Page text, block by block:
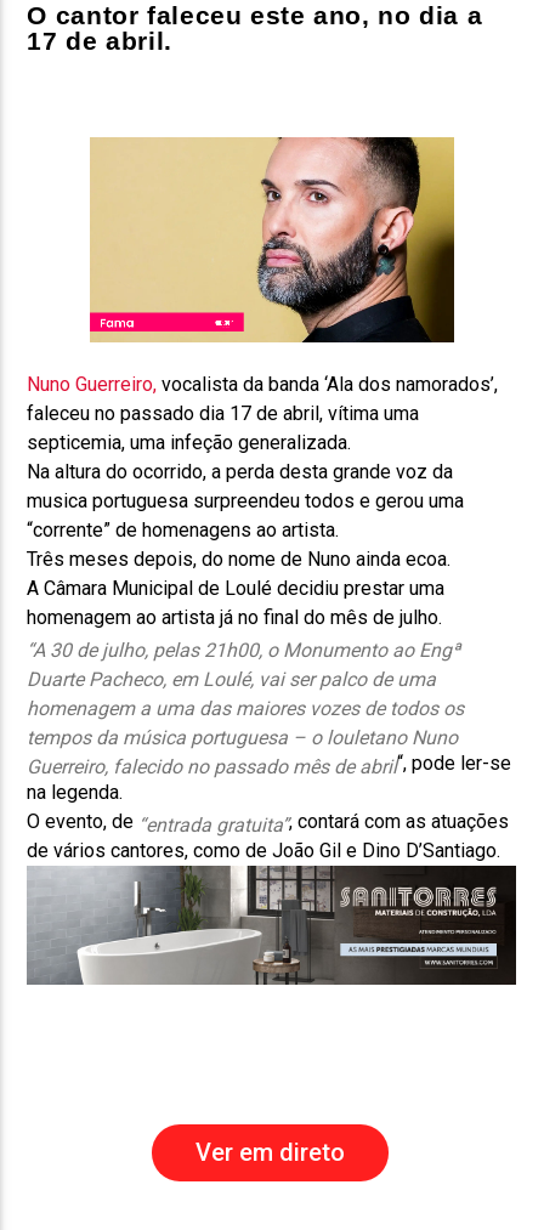
O cantor faleceu este ano, no dia a
17 de abril.
Nuno Guerreiro, vocalista da banda ‘Ala dos namorados’,
faleceu no passado dia 17 de abril, vítima uma
septicemia, uma infeção generalizada.
Na altura do ocorrido, a perda desta grande voz da
musica portuguesa surpreendeu todos e gerou uma
“corrente” de homenagens ao artista.
Três meses depois, do nome de Nuno ainda ecoa.
A Câmara Municipal de Loulé decidiu prestar uma
homenagem ao artista já no final do mês de julho.
“A 30 de julho, pelas 21h00, o Monumento ao Engª
Duarte Pacheco, em Loulé, vai ser palco de uma
homenagem a uma das maiores vozes de todos os
tempos da música portuguesa – o louletano Nuno
Guerreiro, falecido no passado mês de abril“, pode ler-se
na legenda.
O evento, de “entrada gratuita”, contará com as atuações
de vários cantores, como de João Gil e Dino D’Santiago.
Ver em direto